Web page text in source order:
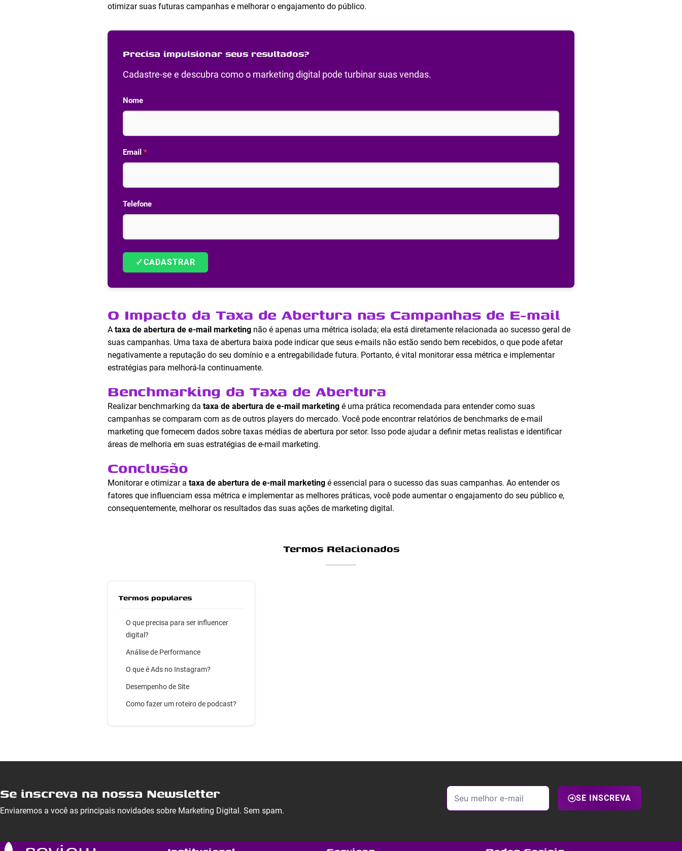
otimizar suas futuras campanhas e melhorar o engajamento do público.
Precisa impulsionar seus resultados?
Cadastre-se e descubra como o marketing digital pode turbinar suas vendas.
Nome
Email *
Telefone
✓CADASTRAR
O Impacto da Taxa de Abertura nas Campanhas de E-mail
A taxa de abertura de e-mail marketing não é apenas uma métrica isolada; ela está diretamente relacionada ao sucesso geral de
suas campanhas. Uma taxa de abertura baixa pode indicar que seus e-mails não estão sendo bem recebidos, o que pode afetar
negativamente a reputação do seu domínio e a entregabilidade futura. Portanto, é vital monitorar essa métrica e implementar
estratégias para melhorá-la continuamente.
Benchmarking da Taxa de Abertura
Realizar benchmarking da taxa de abertura de e-mail marketing é uma prática recomendada para entender como suas
campanhas se comparam com as de outros players do mercado. Você pode encontrar relatórios de benchmarks de e-mail
marketing que fornecem dados sobre taxas médias de abertura por setor. Isso pode ajudar a definir metas realistas e identificar
áreas de melhoria em suas estratégias de e-mail marketing.
Conclusão
Monitorar e otimizar a taxa de abertura de e-mail marketing é essencial para o sucesso das suas campanhas. Ao entender os
fatores que influenciam essa métrica e implementar as melhores práticas, você pode aumentar o engajamento do seu público e,
consequentemente, melhorar os resultados das suas ações de marketing digital.
Termos Relacionados
Termos populares
O que precisa para ser influencer
digital?
Análise de Performance
O que é Ads no Instagram?
Desempenho de Site
Como fazer um roteiro de podcast?
Se inscreva na nossa Newsletter
Enviaremos a você as principais novidades sobre Marketing Digital. Sem spam.
SE INSCREVA